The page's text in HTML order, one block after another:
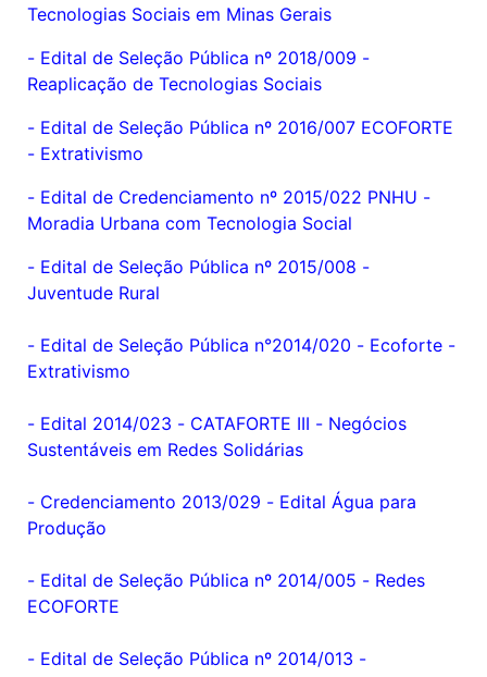
Tecnologias Sociais em Minas Gerais
- Edital de Seleção Pública nº 2018/009 -
Reaplicação de Tecnologias Sociais
- Edital de Seleção Pública nº 2016/007 ECOFORTE
- Extrativismo
- Edital de Credenciamento nº 2015/022 PNHU -
Moradia Urbana com Tecnologia Social
- Edital de Seleção Pública nº 2015/008 -
Juventude Rural
- Edital de Seleção Pública n°2014/020 - Ecoforte -
Extrativismo
- Edital 2014/023 - CATAFORTE III - Negócios
Sustentáveis em Redes Solidárias
- Credenciamento 2013/029 - Edital Água para
Produção
- Edital de Seleção Pública nº 2014/005 - Redes
ECOFORTE
- Edital de Seleção Pública nº 2014/013 -